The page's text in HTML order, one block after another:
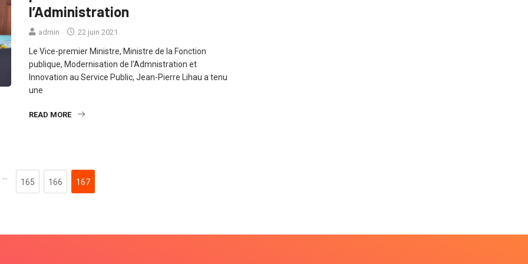
l’Administration
admin 22 juin 2021
Le Vice-premier Ministre, Ministre de la Fonction
publique, Modernisation de l’Admnistration et
Innovation au Service Public, Jean-Pierre Lihau a tenu
une
READ MORE
165 166 167